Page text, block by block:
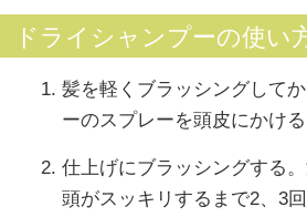
ドライシャンプーの使い
髪を軽くブラッシングして
ーのスプレーを頭皮にかける
仕上げにブラッシングする
頭がスッキリするまで2、3回